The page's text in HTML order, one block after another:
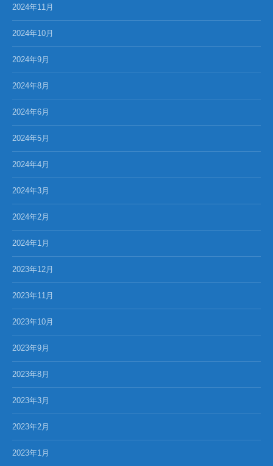
2024年11月
2024年10月
2024年9月
2024年8月
2024年6月
2024年5月
2024年4月
2024年3月
2024年2月
2024年1月
2023年12月
2023年11月
2023年10月
2023年9月
2023年8月
2023年3月
2023年2月
2023年1月